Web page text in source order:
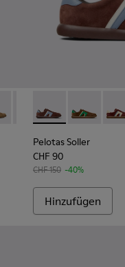
aus Nubuk und
Ledersneaker für
- Graue Sneaker aus
015 - Blaue
- K100974-013 -
Soller - K100974-
Pelotas Soller -
Pelotas Soller -
Pelotas
Pelotas Soller
CHF 90
CHF 150 -40%
Hinzufügen